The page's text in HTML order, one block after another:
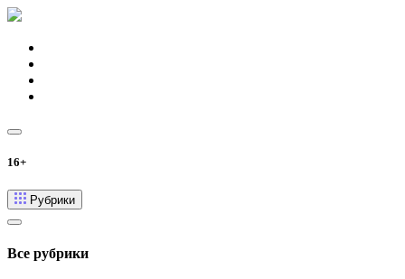
16+
Рубрики
Все рубрики